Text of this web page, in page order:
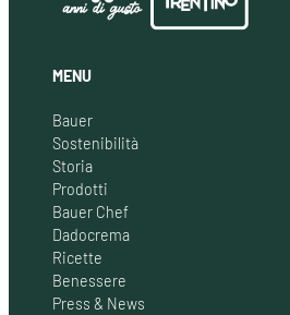
MENU
Bauer
Sostenibilità
Storia
Prodotti
Bauer Chef
Dadocrema
Ricette
Benessere
Press & News